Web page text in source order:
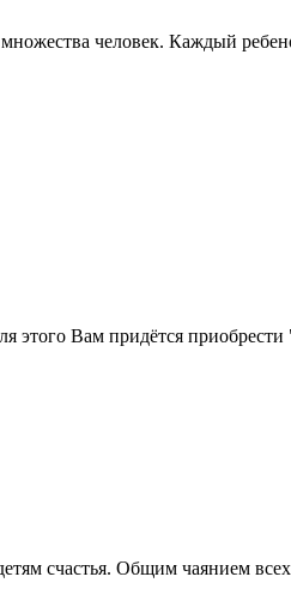
человек. Каждый
этого Вам придётся
счастья. Общим чаянием всех